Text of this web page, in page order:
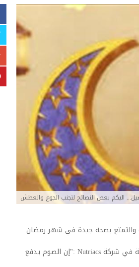
اليكم بعض النصائح لتجنب الجوع والعطش
والتمتع بصحة جيدة في شهر رمضان
وقالت أوسما غني، اختصاصية التغذية وأخصائية التغذية الشاملة في شركة Nutriacs :"إن الصوم يدفع